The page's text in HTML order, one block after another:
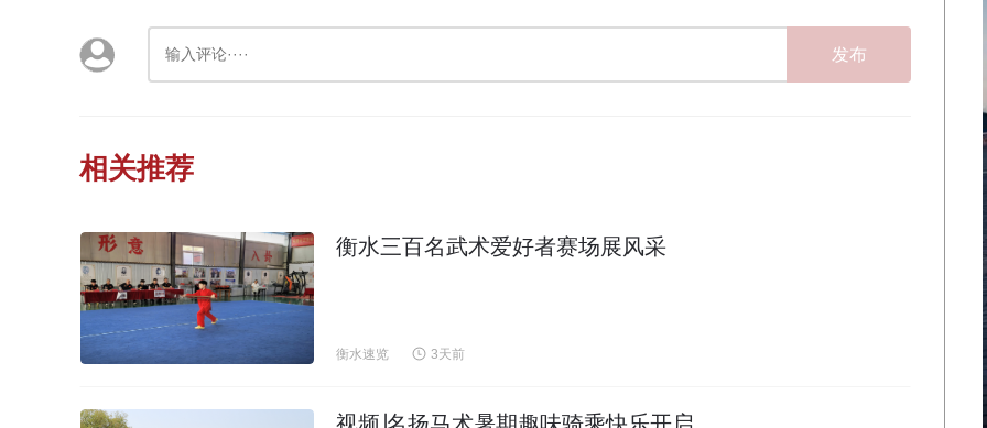
发布
相关推荐
​衡水三百名武术爱好者赛场展风采
衡水速览 3天前